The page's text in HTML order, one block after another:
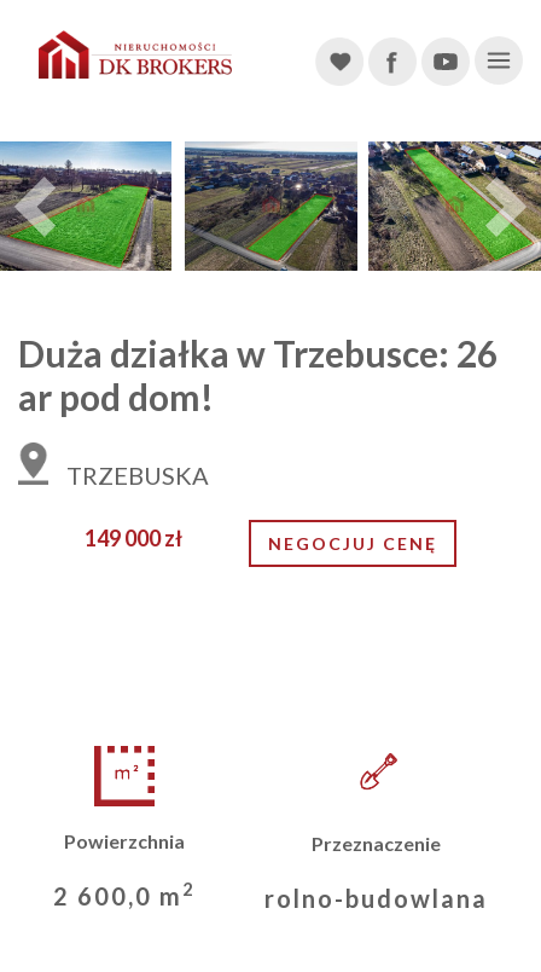
Main Navigation
Previous
Duża działka w Trzebusce: 26
ar pod dom!
NEGOCJUJ CENĘ
149 000 zł
TRZEBUSKA
Powierzchnia
2 600,0 m 2
Przeznaczenie
rolno-budowlana